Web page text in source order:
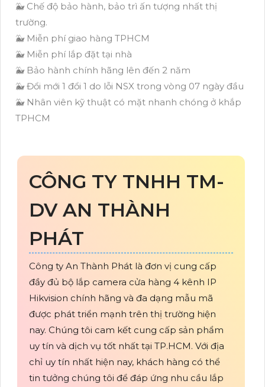
🐳 Chế độ bảo hành, bảo trì ấn tượng nhất thị
trường.
🐳 Miễn phí giao hàng TPHCM
🐳 Miễn phí lắp đặt tại nhà
🐳 Bảo hành chính hãng lên đến 2 năm
🐳 Đổi mới 1 đổi 1 do lỗi NSX trong vòng 07 ngày đầu
🐳 Nhân viên kỹ thuật có mặt nhanh chóng ở khắp
TPHCM
CÔNG TY TNHH TM-
DV AN THÀNH
PHÁT
Công ty An Thành Phát là đơn vị cung cấp
đầy đủ bộ lắp camera cửa hàng 4 kênh IP
Hikvision chính hãng và đa dạng mẫu mã
được phát triển mạnh trên thị trường hiện
nay. Chúng tôi cam kết cung cấp sản phẩm
uy tín và dịch vụ tốt nhất tại TP.HCM. Với địa
chỉ uy tín nhất hiện nay, khách hàng có thể
tin tưởng chúng tôi để đáp ứng nhu cầu lắp